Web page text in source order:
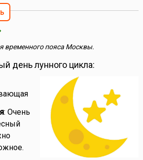
временного пояса Москвы.
день лунного цикла:
: Очень